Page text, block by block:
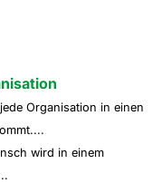
Organisation in einen
wird in einem